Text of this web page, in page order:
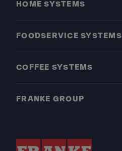
HOME SYSTEMS
FOODSERVICE SYSTEMS
COFFEE SYSTEMS
FRANKE GROUP